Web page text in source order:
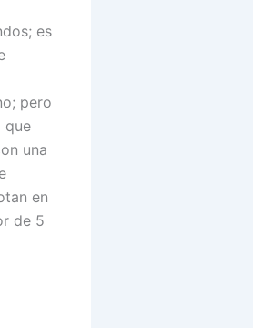
es
pero
que
una
en
de 5